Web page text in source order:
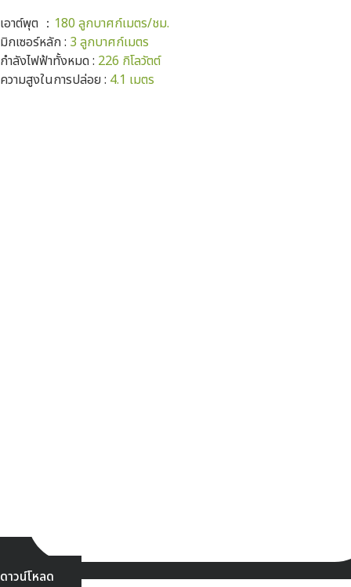
เอาต์พุต ： 180 ลูกบาศก์เมตร/ชม.
มิกเซอร์หลัก : 3 ลูกบาศก์เมตร
กำลังไฟฟ้าทั้งหมด : 226 กิโลวัตต์
ความสูงในการปล่อย : 4.1 เมตร
ดาวน์โหลด